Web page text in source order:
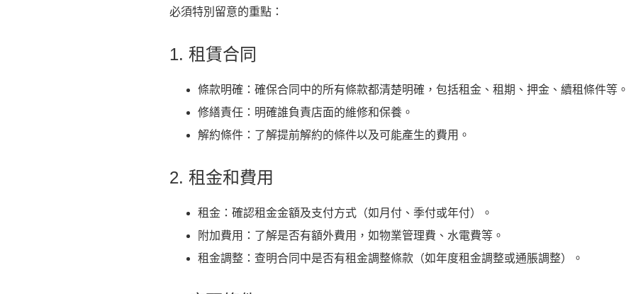
必須特別留意的重點：
1. 租賃合同
條款明確：確保合同中的所有條款都清楚明確，包括租金、租期、押金、續租條件等。
修繕責任：明確誰負責店面的維修和保養。
解約條件：了解提前解約的條件以及可能產生的費用。
2. 租金和費用
租金：確認租金金額及支付方式（如月付、季付或年付）。
附加費用：了解是否有額外費用，如物業管理費、水電費等。
租金調整：查明合同中是否有租金調整條款（如年度租金調整或通脹調整）。